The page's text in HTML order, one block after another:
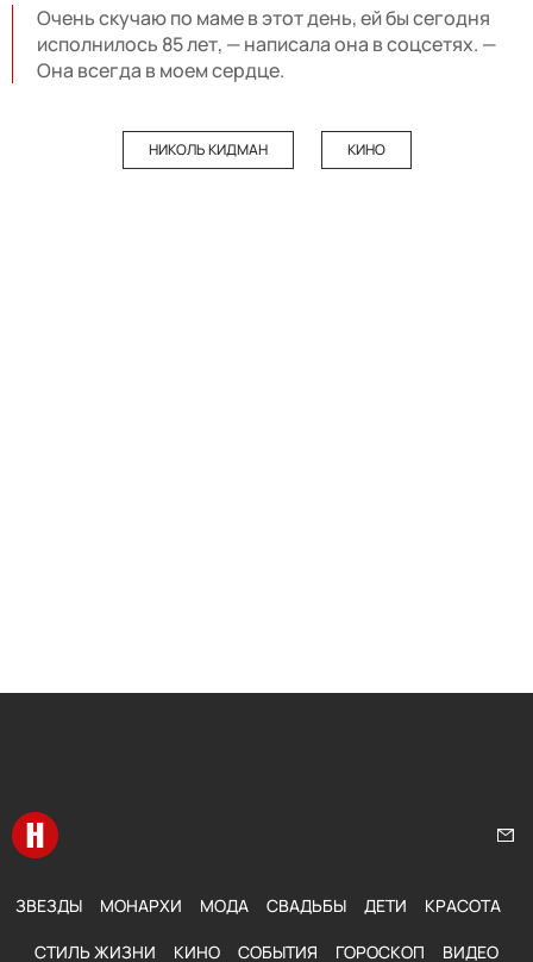
Очень скучаю по маме в этот день, ей бы сегодня
исполнилось 85 лет, — написала она в соцсетях. —
Она всегда в моем сердце.
НИКОЛЬ КИДМАН КИНО
Перейти на главную
ЗВЕЗДЫ МОНАРХИ МОДА СВАДЬБЫ ДЕТИ КРАСОТА
СТИЛЬ ЖИЗНИ КИНО СОБЫТИЯ ГОРОСКОП ВИДЕО